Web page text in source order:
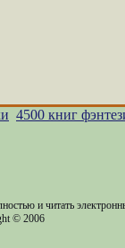
4500 книг
и читать
© 2006